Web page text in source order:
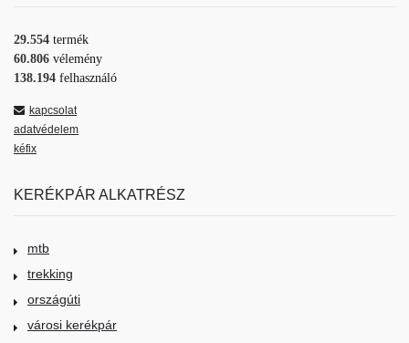
29.554 termék
60.806 vélemény
138.194 felhasználó
kapcsolat
adatvédelem
kéfix
KERÉKPÁR ALKATRÉSZ
mtb
trekking
országúti
városi kerékpár